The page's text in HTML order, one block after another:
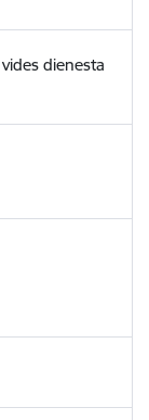
dienesta